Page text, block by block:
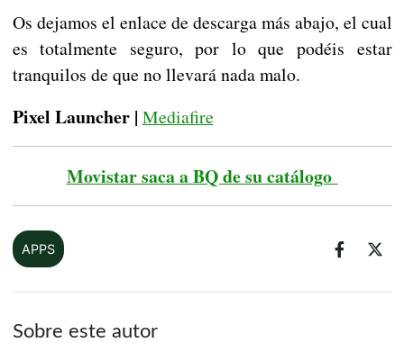
Os dejamos el enlace de descarga más abajo, el cual
es totalmente seguro, por lo que podéis estar
tranquilos de que no llevará nada malo.
Pixel Launcher | Mediafire
Movistar saca a BQ de su catálogo
APPS
Sobre este autor